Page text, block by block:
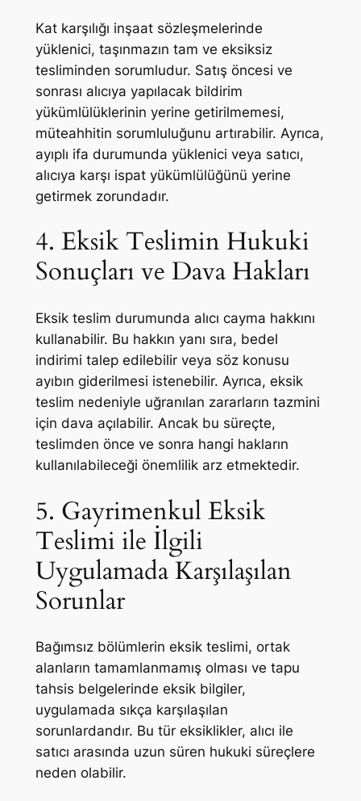
Kat karşılığı inşaat sözleşmelerinde
yüklenici, taşınmazın tam ve eksiksiz
tesliminden sorumludur. Satış öncesi ve
sonrası alıcıya yapılacak bildirim
yükümlülüklerinin yerine getirilmemesi,
müteahhitin sorumluluğunu artırabilir. Ayrıca,
ayıplı ifa durumunda yüklenici veya satıcı,
alıcıya karşı ispat yükümlülüğünü yerine
getirmek zorundadır.
4. Eksik Teslimin Hukuki
Sonuçları ve Dava Hakları
Eksik teslim durumunda alıcı cayma hakkını
kullanabilir. Bu hakkın yanı sıra, bedel
indirimi talep edilebilir veya söz konusu
ayıbın giderilmesi istenebilir. Ayrıca, eksik
teslim nedeniyle uğranılan zararların tazmini
için dava açılabilir. Ancak bu süreçte,
teslimden önce ve sonra hangi hakların
kullanılabileceği önemlilik arz etmektedir.
5. Gayrimenkul Eksik
Teslimi ile İlgili
Uygulamada Karşılaşılan
Sorunlar
Bağımsız bölümlerin eksik teslimi, ortak
alanların tamamlanmamış olması ve tapu
tahsis belgelerinde eksik bilgiler,
uygulamada sıkça karşılaşılan
sorunlardandır. Bu tür eksiklikler, alıcı ile
satıcı arasında uzun süren hukuki süreçlere
neden olabilir.